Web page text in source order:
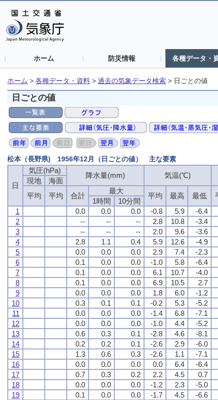
ホーム 防災情報 各種データ・
ホーム > 各種データ・資料 > 過去の気象データ検索 > 日ごとの値
日ごとの値
松本（長野県) 1956年12月（日ごとの値） 主な要素
日
気圧(hPa)
降水量(mm) 気温(℃)
現地
海面
平均
平均 合計
最大
平均 最高 最低
1時間
10分間
1
0.0 0.0 0.0 -0.8 5.9
-6.4
2
-- -- -- 2.8 10.8
-3.4
3
-- -- -- 2.0 9.6
-3.6
4
2.8 1.1 0.4 5.9 12.6
-4.9
5
0.0 0.0 0.0 2.9 7.4
-2.3
6
0.1 0.0 0.0 -1.0 5.8
-6.4
7
0.1 0.0 0.0 6.1 10.7
-4.0
8
0.1 0.0 0.0 6.9 10.5
2.7
9
0.0 0.0 0.0 1.8 6.0
-1.2
10
0.3 0.1 0.1 -0.2 5.3
-5.2
11
0.0 0.0 0.0 -1.4 6.8
-7.1
12
0.0 0.0 0.0 -1.0 4.4
-5.2
13
0.6 0.3 0.1 -2.8 4.6
-8.1
14
0.2 0.2 0.1 -2.6 2.9
-6.0
15
1.3 0.6 0.3 -2.6 1.1
-7.1
16
0.0 0.0 0.0 0.0 6.4
-6.4
17
0.7 0.3 0.2 2.2 4.5
0.7
18
0.0 0.0 0.0 -1.2 2.3
-5.0
19
0.1 0.0 0.0 -1.7 4.5
-6.6